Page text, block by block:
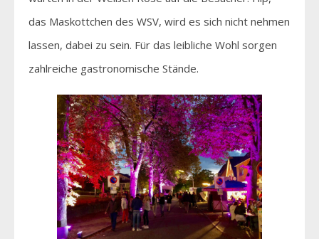
das Maskottchen des WSV, wird es sich nicht nehmen
lassen, dabei zu sein. Für das leibliche Wohl sorgen
zahlreiche gastronomische Stände.